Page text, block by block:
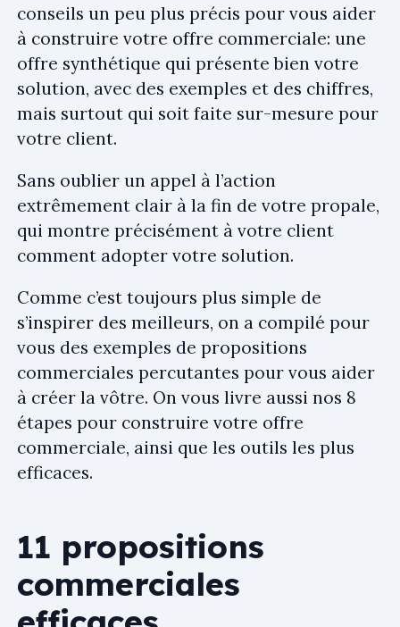
conseils un peu plus précis pour vous aider
à construire votre offre commerciale: une
offre synthétique qui présente bien votre
solution, avec des exemples et des chiffres,
mais surtout qui soit faite sur-mesure pour
votre client.
Sans oublier un appel à l’action
extrêmement clair à la fin de votre propale,
qui montre précisément à votre client
comment adopter votre solution.
Comme c’est toujours plus simple de
s’inspirer des meilleurs, on a compilé pour
vous des exemples de propositions
commerciales percutantes pour vous aider
à créer la vôtre. On vous livre aussi nos 8
étapes pour construire votre offre
commerciale, ainsi que les outils les plus
efficaces.
11 propositions
commerciales